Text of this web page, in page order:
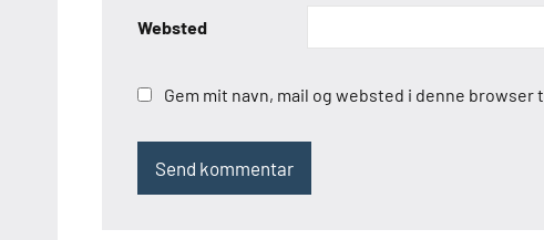
Websted
Gem mit navn, mail og websted i denne